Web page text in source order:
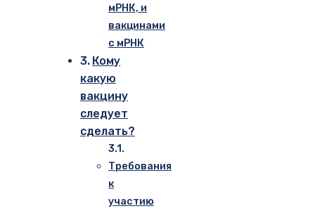
мРНК, и
вакцинами
с мРНК
Кому
какую
вакцину
следует
сделать?
Требования
к
участию